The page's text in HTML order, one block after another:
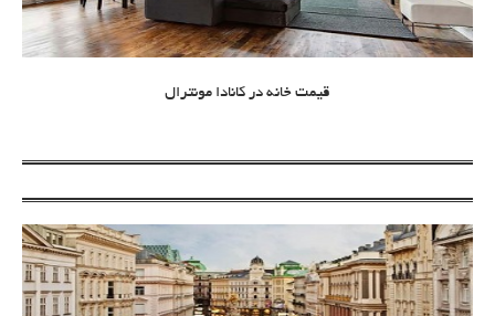
قیمت خانه در کانادا مونترال